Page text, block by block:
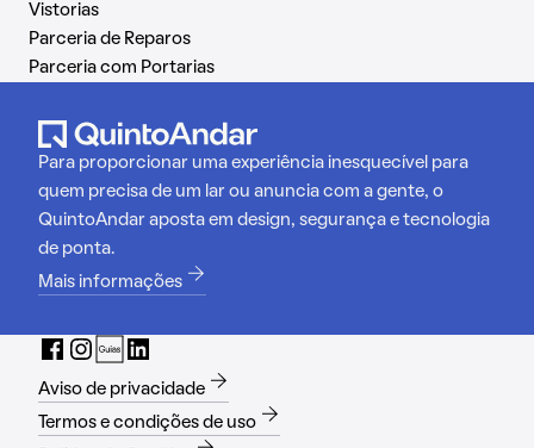
Vistorias
Parceria de Reparos
Parceria com Portarias
Para proporcionar uma experiência inesquecível para
quem precisa de um lar ou anuncia com a gente, o
QuintoAndar aposta em design, segurança e tecnologia
de ponta.
Mais informações
Aviso de privacidade
Termos e condições de uso